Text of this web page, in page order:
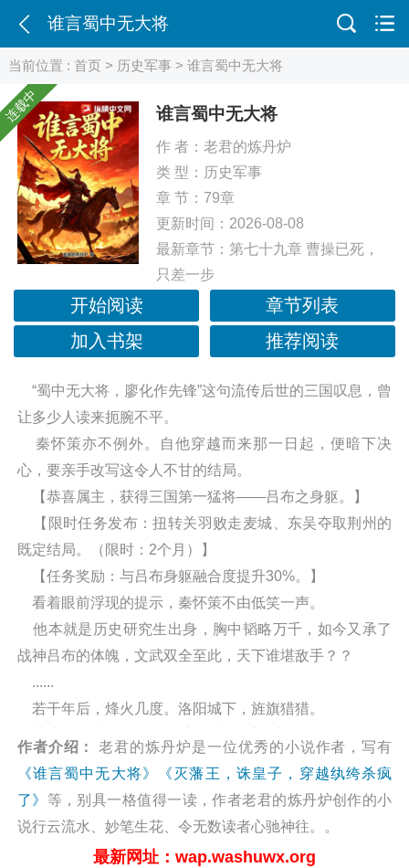
谁言蜀中无大将
当前位置 :首页 > 历史军事 > 谁言蜀中无大将
连载中 谁言蜀中无大将
作 者： 老君的炼丹炉
类 型： 历史军事
章 节：79章
更新时间：2026-08-08
最新章节： 第七十九章 曹操已死，
只差一步
开始阅读
章节列表
加入书架
推荐阅读
“蜀中无大将，廖化作先锋”这句流传后世的三国叹息，曾
让多少人读来扼腕不平。
秦怀策亦不例外。自他穿越而来那一日起，便暗下决
心，要亲手改写这令人不甘的结局。
【恭喜属主，获得三国第一猛将——吕布之身躯。】
【限时任务发布：扭转关羽败走麦城、东吴夺取荆州的
既定结局。（限时：2个月）】
【任务奖励：与吕布身躯融合度提升30%。】
看着眼前浮现的提示，秦怀策不由低笑一声。
他本就是历史研究生出身，胸中韬略万千，如今又承了
战神吕布的体魄，文武双全至此，天下谁堪敌手？？
......
若干年后，烽火几度。洛阳城下，旌旗猎猎。
作者介绍：
老君的炼丹炉是一位优秀的小说作者，写有
《谁言蜀中无大将》
《灭藩王，诛皇子，穿越纨绔杀疯
了》 等，别具一格值得一读，作者老君的炼丹炉创作的小
说行云流水、妙笔生花、令无数读者心驰神往。。
最新网址：wap.washuwx.org